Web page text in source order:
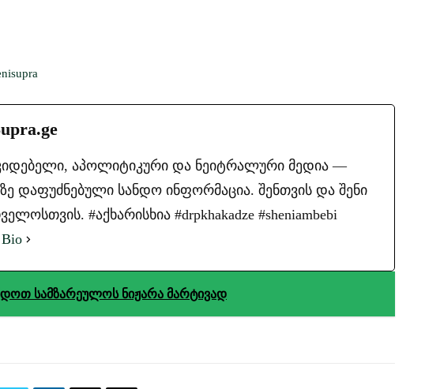
აპოლიტიკური და ნეიტრალური მედია —
დაფუძნებული სანდო ინფორმაცია. შენთვის და შენი
#აქხარისხია #drpkhakadze #sheniambebi
Bio
სამზარეულოს ნიჟარა მარტივად